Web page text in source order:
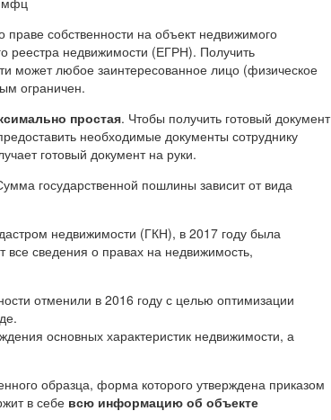
собственности на объект недвижимого
реестра недвижимости (ЕГРН). Получить
может любое заинтересованное лицо (физическое
ограничен.
простая. Чтобы получить готовый документ
необходимые документы сотруднику
готовый документ на руки.
государственной пошлины зависит от вида
недвижимости (ГКН), в 2017 году была
сведения о правах на недвижимость,
отменили в 2016 году с целью оптимизации
основных характеристик недвижимости, а
образца, форма которого утверждена приказом
в себе всю информацию об объекте